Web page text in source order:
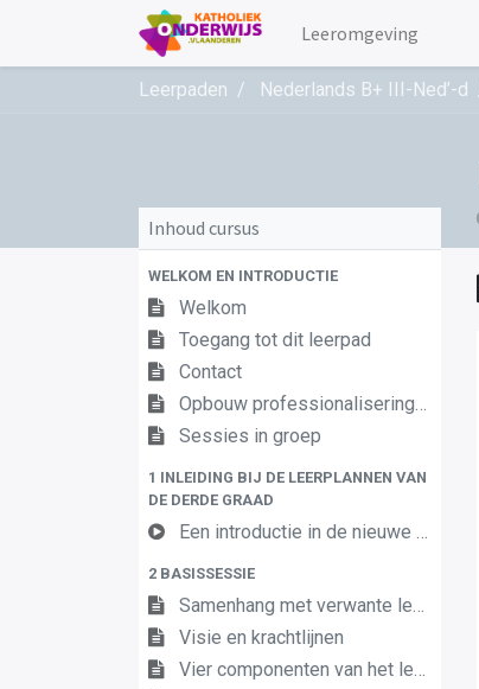
Leeromgeving
Leerpaden Nederlands B+ III-Ned’-d
Inhoud cursus
WELKOM EN INTRODUCTIE
Welkom
Toegang tot dit leerpad
Contact
Opbouw professionaliseringstraject
Sessies in groep
1 INLEIDING BIJ DE LEERPLANNEN VAN
DE DERDE GRAAD
Een introductie in de nieuwe leerplannen van de derde graad
2 BASISSESSIE
Samenhang met verwante leerplannen
Visie en krachtlijnen
Vier componenten van het leerplan